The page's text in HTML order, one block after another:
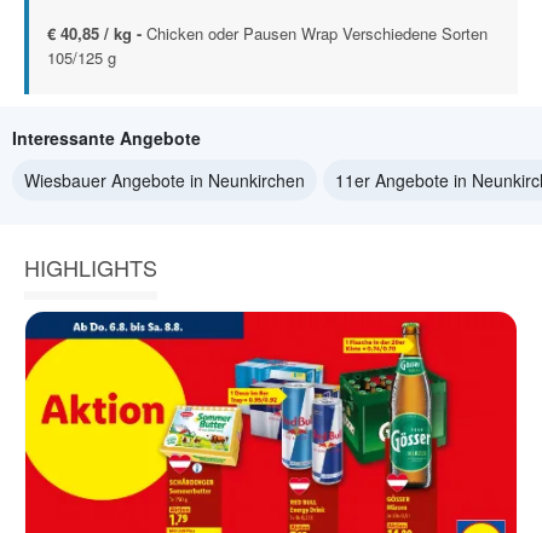
€ 40,85 / kg - Chicken oder Pausen Wrap Verschiedene Sorten
105/125 g
Interessante Angebote
Wiesbauer Angebote in Neunkirchen
11er Angebote in
HIGHLIGHTS